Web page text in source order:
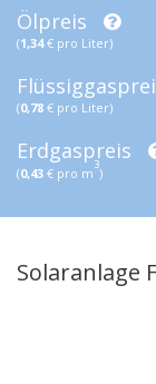
Ölpreis
(1,34€ pro Liter)
(0,78 € pro Liter)
Erdgaspreis
(0,43 € pro m
3
)
Solaranlage